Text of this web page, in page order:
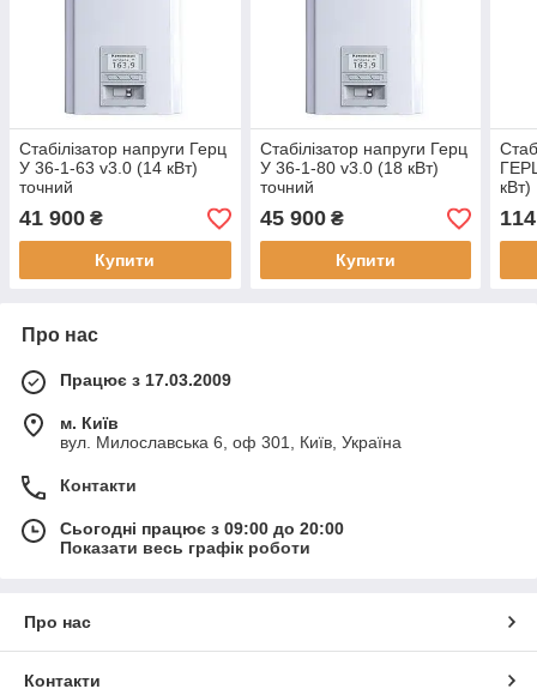
Стабілізатор напруги Герц
У 36-1-63 v3.0 (14 кВт)
точний
41 900 ₴
Купити
Стабілізатор напруги Герц
У 36-1-80 v3.0 (18 кВт)
точний
45 900₴
Купити
кВт)
Про нас
Працює з 17.03.2009
м. Київ
вул. Милославська 6, оф 301, Київ, Україна
Контакти
Сьогодні працює з 09:00 до 20:00
Показати весь графік роботи
Про нас
Контакти